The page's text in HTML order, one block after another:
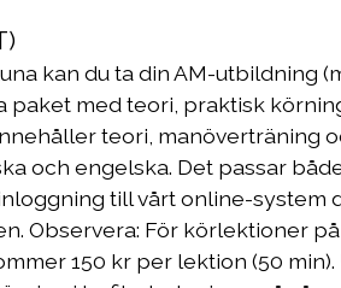
kan du ta din AM-
paket med teori, praktisk
teori, manöverträning
och engelska. Det passar
till vårt online-
Observera: För körlektioner
150 kr per lektion (50